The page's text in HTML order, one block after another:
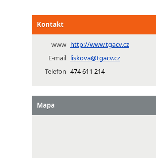
Kontakt
www http://www.tgacv.cz
E-mail liskova@tgacv.cz
Telefon 474 611 214
Mapa